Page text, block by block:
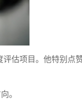
估项目。他特别点
。